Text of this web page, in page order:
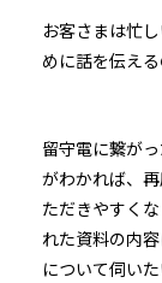
お客さまは忙
めに話を伝える
留守電に繋が
がわかれば、
ただきやすく
れた資料の内
について伺い